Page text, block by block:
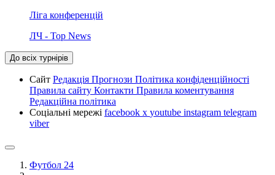
Ліга конференцій
ЛЧ - Top News
До всіх турнірів
Сайт Редакція Прогнози Політика конфіденційності
Правила сайту Контакти Правила коментування
Редакційна політика
Соціальні мережі facebook x youtube instagram telegram
viber
Футбол 24